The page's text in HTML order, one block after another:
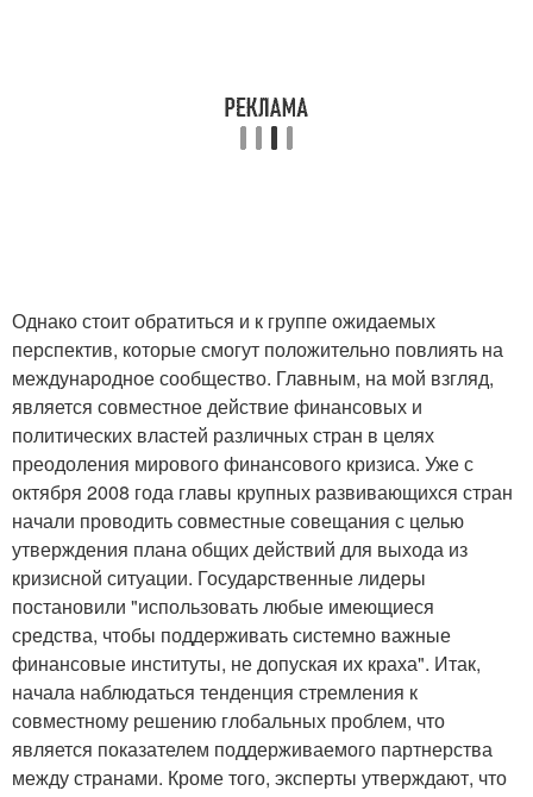
Однако стоит обратиться и к группе ожидаемых
перспектив, которые смогут положительно повлиять на
международное сообщество. Главным, на мой взгляд,
является совместное действие финансовых и
политических властей различных стран в целях
преодоления мирового финансового кризиса. Уже с
октября 2008 года главы крупных развивающихся стран
начали проводить совместные совещания с целью
утверждения плана общих действий для выхода из
кризисной ситуации. Государственные лидеры
постановили "использовать любые имеющиеся
средства, чтобы поддерживать системно важные
финансовые институты, не допуская их краха". Итак,
начала наблюдаться тенденция стремления к
совместному решению глобальных проблем, что
является показателем поддерживаемого партнерства
между странами. Кроме того, эксперты утверждают, что